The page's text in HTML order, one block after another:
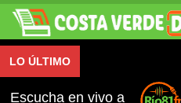
LO ÚLTIMO
Escucha en vivo a